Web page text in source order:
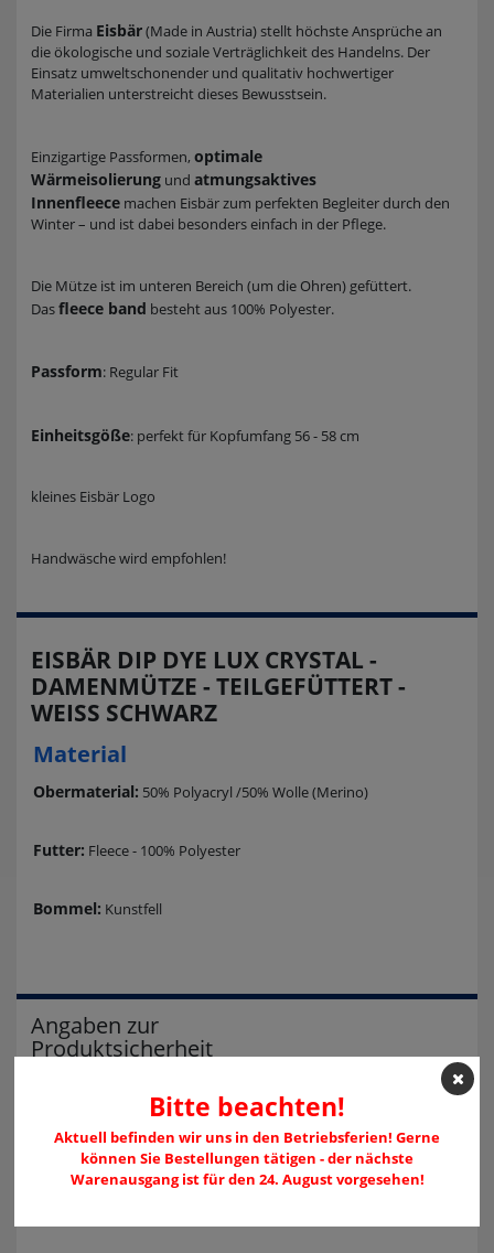
Die Firma Eisbär(Made in Austria) stellt höchste Ansprüche an
die ökologische und soziale Verträglichkeit des Handelns. Der
Einsatz umweltschonender und qualitativ hochwertiger
Materialien unterstreicht dieses Bewusstsein.
Einzigartige Passformen, optimale
Wärmeisolierung und atmungsaktives
Innenfleece machen Eisbär zum perfekten Begleiter durch den
Winter – und ist dabei besonders einfach in der Pflege.
Die Mütze ist im unteren Bereich (um die Ohren) gefüttert.
Dasfleece band besteht aus 100% Polyester.
Passform: Regular Fit
Einheitsgöße: perfekt für Kopfumfang 56 - 58 cm
kleines Eisbär Logo
Handwäsche wird empfohlen!
EISBÄR DIP DYE LUX CRYSTAL -
DAMENMÜTZE - TEILGEFÜTTERT -
WEISS SCHWARZ
Material
Obermaterial: 50% Polyacryl /50% Wolle (Merino)
Futter: Fleece - 100% Polyester
Bommel: Kunstfell
Angaben zur
Produktsicherheit
Eisbär Sport Moden GmbH
Hauptstraße 15
4101 Feldkirchen/Donau
Österreich
office@myeisbaer.com
Bitte beachten!
Aktuell befinden wir uns in den Betriebsferien! Gerne
können Sie Bestellungen tätigen - der nächste
Warenausgang ist für den 24. August vorgesehen!